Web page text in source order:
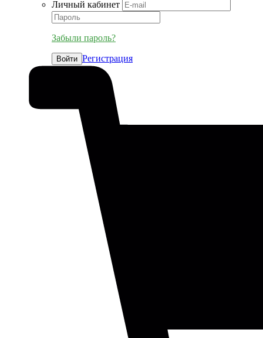
Личный кабинет
Забыли пароль?
Войти Регистрация